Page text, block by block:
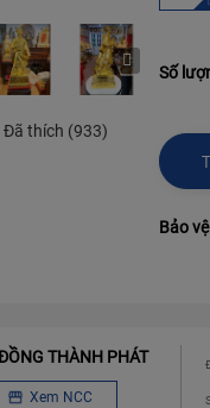
Đã thích (933)
Số
Bảo vệ
THÀNH PHÁT
Xem NCC